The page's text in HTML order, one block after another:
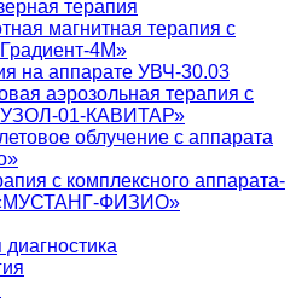
терапия
магнитная терапия с
4М»
на аппарате УВЧ-30.03
аэрозольная терапия с
01-КАВИТАР»
облучение с аппарата
с комплексного аппарата-
ФИЗИО»